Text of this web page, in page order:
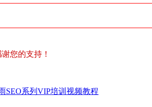
您的支持！
SEO系列VIP培训视频教程